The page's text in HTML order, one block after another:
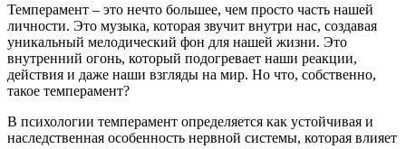
Темперамент – это нечто большее, чем просто часть нашей
личности. Это музыка, которая звучит внутри нас, создавая
уникальный мелодический фон для нашей жизни. Это
внутренний огонь, который подогревает наши реакции,
действия и даже наши взгляды на мир. Но что, собственно,
такое темперамент?
В психологии темперамент определяется как устойчивая и
наследственная особенность нервной системы, которая влияет